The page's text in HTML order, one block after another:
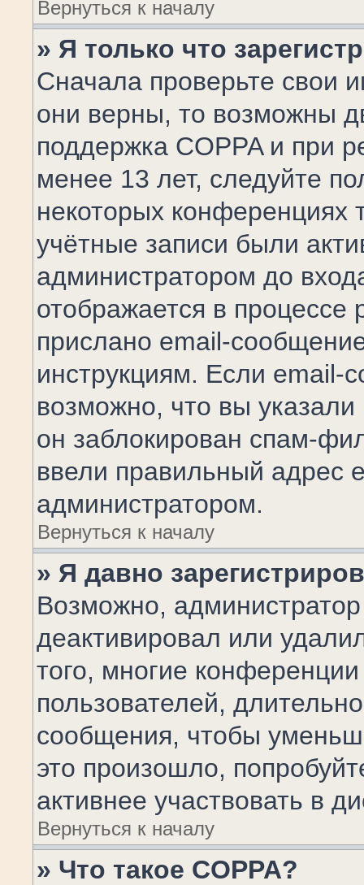
Вернуться к началу
» Я только что
Сначала проверьте свои
они верны, то возможны
поддержка COPPA и при
менее 13 лет, следуйте
некоторых конференциях
учётные записи были
администратором до
отображается в
прислано email-
инструкциям. Если email-
возможно, что вы
он заблокирован спам-
ввели правильный адрес
администратором.
Вернуться к началу
» Я давно
Возможно,
деактивировал или
того, многие
пользователей,
сообщения, чтобы
это произошло,
активнее участвовать в
Вернуться к началу
» Что такое COPPA?